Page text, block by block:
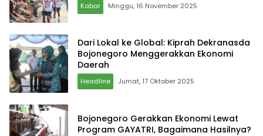
Kabar Minggu, 16 November 2025
Dari Lokal ke Global: Kiprah Dekranasda
Bojonegoro Menggerakkan Ekonomi
Daerah
Headline Jumat, 17 Oktober 2025
Bojonegoro Gerakkan Ekonomi Lewat
Program GAYATRI, Bagaimana Hasilnya?